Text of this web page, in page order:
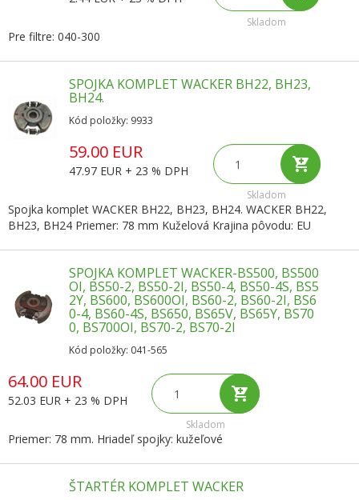
Skladom
Pre filtre: 040-300
SPOJKA KOMPLET WACKER BH22, BH23,
BH24.
Kód položky: 9933
59.00 EUR
47.97 EUR + 23 % DPH
Skladom
Spojka komplet WACKER BH22, BH23, BH24. WACKER BH22,
BH23, BH24 Priemer: 78 mm Kuželová Krajina pôvodu: EU
SPOJKA KOMPLET WACKER-BS500, BS500
OI, BS50-2, BS50-2I, BS50-4, BS50-4S, BS5
2Y, BS600, BS600OI, BS60-2, BS60-2I, BS6
0-4, BS60-4S, BS650, BS65V, BS65Y, BS70
0, BS700OI, BS70-2, BS70-2I
Kód položky: 041-565
64.00 EUR
52.03 EUR + 23 % DPH
Skladom
Priemer: 78 mm. Hriadeľ spojky: kužeľové
ŠTARTÉR KOMPLET WACKER